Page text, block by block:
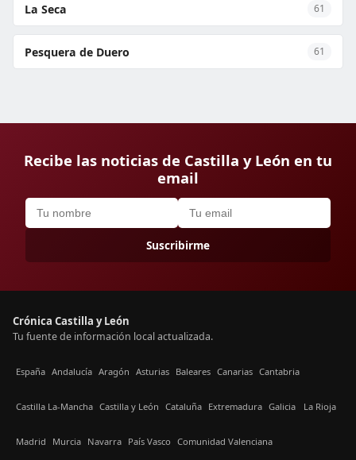
La Seca 61
Pesquera de Duero 61
Recibe las noticias de Castilla y León en tu
email
Suscribirme
Crónica Castilla y León
Tu fuente de información local actualizada.
España Andalucía Aragón Asturias Baleares Canarias Cantabria
Castilla La-Mancha Castilla y León Cataluña Extremadura Galicia La Rioja
Madrid Murcia Navarra País Vasco Comunidad Valenciana